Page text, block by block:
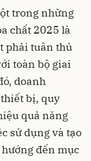
trong những
chất 2025 là
phải tuân thủ
toàn bộ giai
doanh
bị, quy
quả năng
sử dụng và tạo
đến mục